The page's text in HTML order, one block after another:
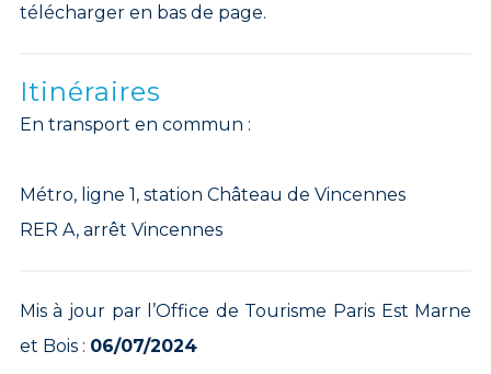
télécharger en bas de page.
Itinéraires
En transport en commun :
Métro, ligne 1, station Château de Vincennes
RER A, arrêt Vincennes
Mis à jour par l’Office de Tourisme Paris Est Marne
et Bois : 06/07/2024